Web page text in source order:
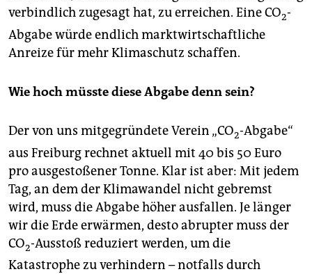
verbindlich zugesagt hat, zu erreichen. Eine CO2-
Abgabe würde endlich marktwirtschaftliche
Anreize für mehr Klimaschutz schaffen.
Wie hoch müsste diese Abgabe denn sein?
Der von uns mitgegründete Verein „CO2-Abgabe“
aus Freiburg rechnet aktuell mit 40 bis 50 Euro
pro ausgestoßener Tonne. Klar ist aber: Mit jedem
Tag, an dem der Klimawandel nicht gebremst
wird, muss die Abgabe höher ausfallen. Je länger
wir die Erde erwärmen, desto abrupter muss der
CO2-Ausstoß reduziert werden, um die
Katastrophe zu verhindern – notfalls durch